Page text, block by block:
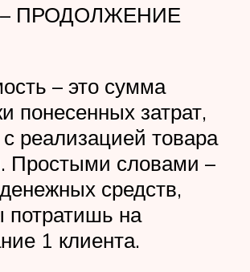
ПРОДОЛЖЕНИЕ
– это сумма
понесенных затрат,
реализацией товара
Простыми словами –
средств,
потратишь на
1 клиента.